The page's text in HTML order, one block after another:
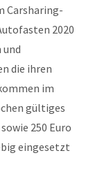
Carsharing-
2020
die ihren
im
gültiges
250 Euro
eingesetzt